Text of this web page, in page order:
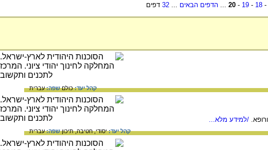
-
18
-
19
-
20
...הדפים הבאים ...
32 דפים
קהל יעד:כולםשפה:עברית
/למידע מלא...
קהל יעד:יסודי,חטיבה,תיכוןשפה:עברית